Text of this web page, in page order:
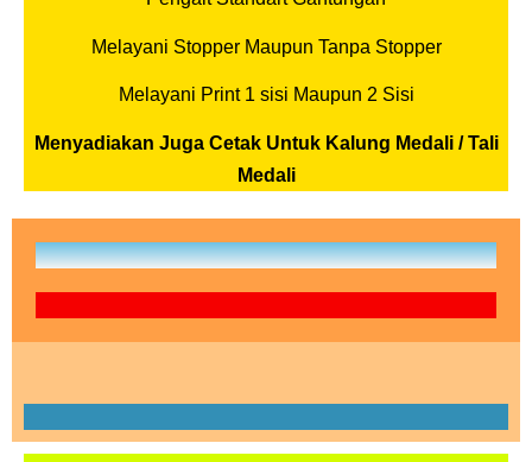
Melayani Stopper Maupun Tanpa Stopper
Melayani Print 1 sisi Maupun 2 Sisi
Menyadiakan Juga Cetak Untuk Kalung Medali / Tali
Medali